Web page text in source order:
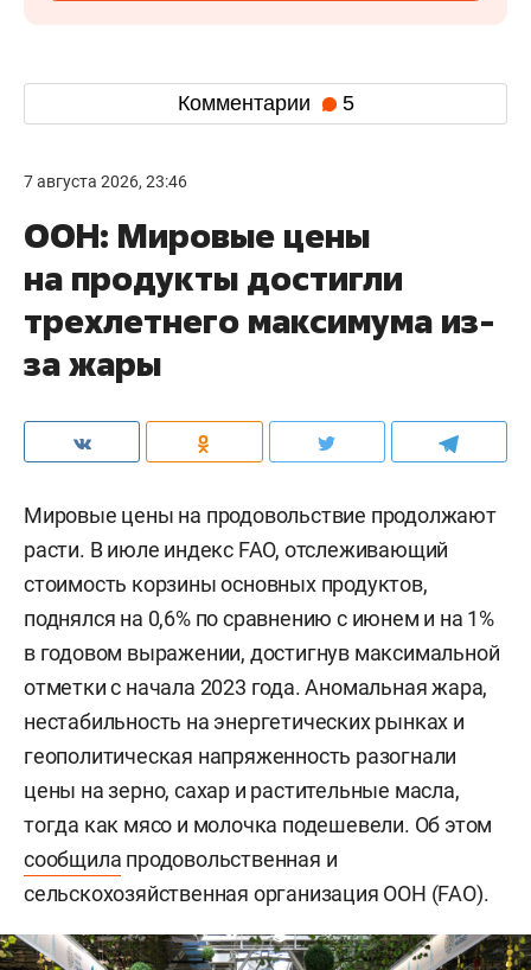
Комментарии 5
7 августа 2026, 23:46
ООН: Мировые цены
на продукты достигли
трехлетнего максимума из-
за жары
Мировые цены на продовольствие продолжают
расти. В июле индекс FAO, отслеживающий
стоимость корзины основных продуктов,
поднялся на 0,6% по сравнению с июнем и на 1%
в годовом выражении, достигнув максимальной
отметки с начала 2023 года. Аномальная жара,
нестабильность на энергетических рынках и
геополитическая напряженность разогнали
цены на зерно, сахар и растительные масла,
тогда как мясо и молочка подешевели. Об этом
сообщила продовольственная и
сельскохозяйственная организация ООН (FAO).